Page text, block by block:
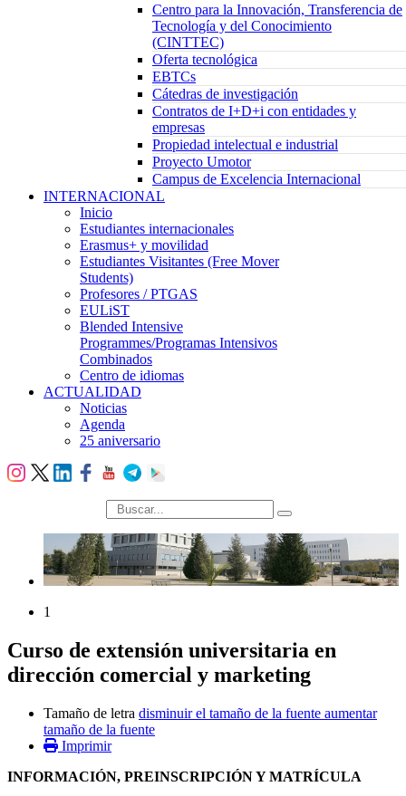
Centro para la Innovación, Transferencia de
Tecnología y del Conocimiento
(CINTTEC)
Oferta tecnológica
EBTCs
Cátedras de investigación
Contratos de I+D+i con entidades y
empresas
Propiedad intelectual e industrial
Proyecto Umotor
Campus de Excelencia Internacional
INTERNACIONAL
Inicio
Estudiantes internacionales
Erasmus+ y movilidad
Estudiantes Visitantes (Free Mover
Students)
Profesores / PTGAS
EULiST
Blended Intensive
Programmes/Programas Intensivos
Combinados
Centro de idiomas
ACTUALIDAD
Noticias
Agenda
25 aniversario
búsqueda
1
Curso de extensión universitaria en
dirección comercial y marketing
Tamaño de letra disminuir el tamaño de la fuente aumentar
tamaño de la fuente
Imprimir
INFORMACIÓN, PREINSCRIPCIÓN Y MATRÍCULA